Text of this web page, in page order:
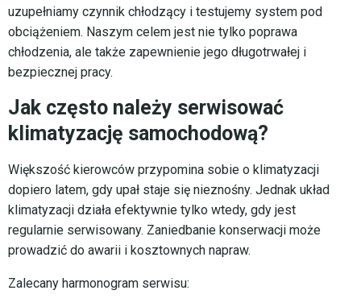
uzupełniamy czynnik chłodzący i testujemy system pod
obciążeniem. Naszym celem jest nie tylko poprawa
chłodzenia, ale także zapewnienie jego długotrwałej i
bezpiecznej pracy.
Jak często należy serwisować
klimatyzację samochodową?
Większość kierowców przypomina sobie o klimatyzacji
dopiero latem, gdy upał staje się nieznośny. Jednak układ
klimatyzacji działa efektywnie tylko wtedy, gdy jest
regularnie serwisowany. Zaniedbanie konserwacji może
prowadzić do awarii i kosztownych napraw.
Zalecany harmonogram serwisu: